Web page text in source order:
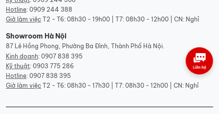
hơn Arabica.
đắng mạnh mẽ, lượng caffeine cao hơn nhiều so
với hạt cà phê Robusta, Arabica.
Cà phê Moka:
không theo quy luật, vị chua thanh thoát và
Cà phê Cherry:Còn gọi là cà phê mít, có vị chua
Hotline: 0909 244 388
Giờ làm việc T2 - T6: 08h30 - 19h00 | T7: 08h30 - 12h00 | CN: Nghỉ
Showroom Hà Nội
87 Lê Hồng Phong, Phường Ba Đình, Thành Phố Hà Nội.
Kinh doanh: 0907 838 395
Kỹ thuật: 0903 775 286
Hotline: 0907 838 395
Giờ làm việc T2 - T6: 08h30 - 17h30 | T7: 08h30 - 12h00 | CN: Nghỉ